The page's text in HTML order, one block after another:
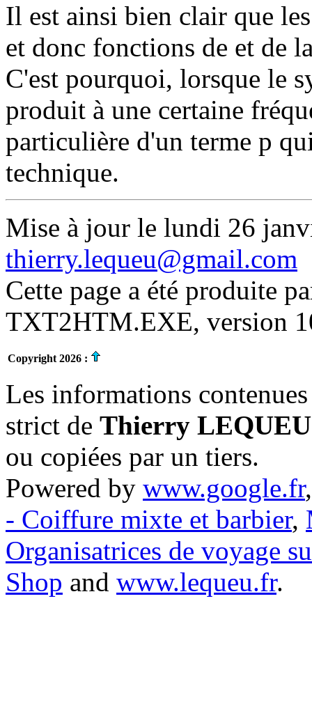
Il est ainsi bien clair que
et donc fonctions de et de
C'est pourquoi, lorsque le
produit à une certaine
particulière d'un terme p
technique.
Mise à jour le lundi 26
thierry.lequeu@gmail.com
Cette page a été produite
TXT2HTM.EXE, version
Copyright 2026 :
Les informations
strict de Thierry LEQUEU
ou copiées par un tiers.
Powered by www.google.fr
- Coiffure mixte et barbier,
Organisatrices de voyage
Shop and www.lequeu.fr.